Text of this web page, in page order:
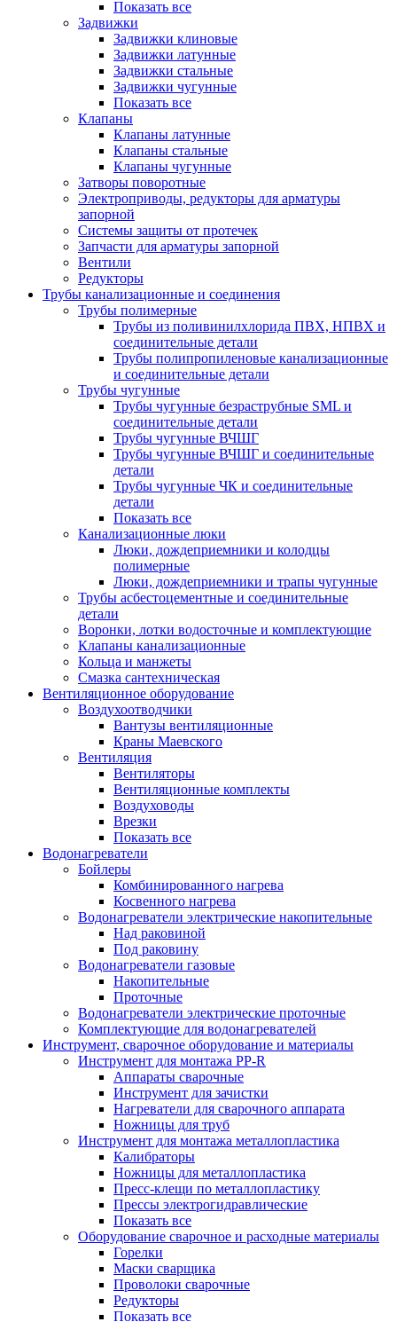
Показать все
Задвижки
Задвижки клиновые
Задвижки латунные
Задвижки стальные
Задвижки чугунные
Показать все
Клапаны
Клапаны латунные
Клапаны стальные
Клапаны чугунные
Затворы поворотные
Электроприводы, редукторы для арматуры
запорной
Системы защиты от протечек
Запчасти для арматуры запорной
Вентили
Редукторы
Трубы канализационные и соединения
Трубы полимерные
Трубы из поливинилхлорида ПВХ, НПВХ и
соединительные детали
Трубы полипропиленовые канализационные
и соединительные детали
Трубы чугунные
Трубы чугунные безраструбные SML и
соединительные детали
Трубы чугунные ВЧШГ
Трубы чугунные ВЧШГ и соединительные
детали
Трубы чугунные ЧК и соединительные
детали
Показать все
Канализационные люки
Люки, дождеприемники и колодцы
полимерные
Люки, дождеприемники и трапы чугунные
Трубы асбестоцементные и соединительные
детали
Воронки, лотки водосточные и комплектующие
Клапаны канализационные
Кольца и манжеты
Смазка сантехническая
Вентиляционное оборудование
Воздухоотводчики
Вантузы вентиляционные
Краны Маевского
Вентиляция
Вентиляторы
Вентиляционные комплекты
Воздуховоды
Врезки
Показать все
Водонагреватели
Бойлеры
Комбинированного нагрева
Косвенного нагрева
Водонагреватели электрические накопительные
Над раковиной
Под раковину
Водонагреватели газовые
Накопительные
Проточные
Водонагреватели электрические проточные
Комплектующие для водонагревателей
Инструмент, сварочное оборудование и материалы
Инструмент для монтажа PP-R
Аппараты сварочные
Инструмент для зачистки
Нагреватели для сварочного аппарата
Ножницы для труб
Инструмент для монтажа металлопластика
Калибраторы
Ножницы для металлопластика
Пресс-клещи по металлопластику
Прессы электрогидравлические
Показать все
Оборудование сварочное и расходные материалы
Горелки
Маски сварщика
Проволоки сварочные
Редукторы
Показать все